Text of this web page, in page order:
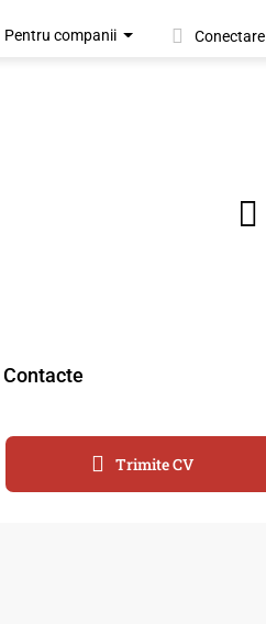
Pentru companii Conectare
Contacte
Trimite CV